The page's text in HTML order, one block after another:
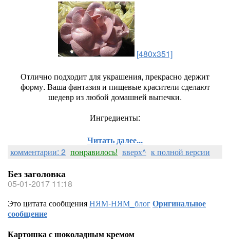
[480x351]
Отлично подходит для украшения, прекрасно держит
форму. Ваша фантазия и пищевые красители сделают
шедевр из любой домашней выпечки.
Ингредиенты:
Читать далее...
комментарии: 2 понравилось! вверх^ к полной версии
Без заголовка
05-01-2017 11:18
Это цитата сообщенияНЯМ-НЯМ_блогОригинальное
сообщение
Картошка с шоколадным кремом